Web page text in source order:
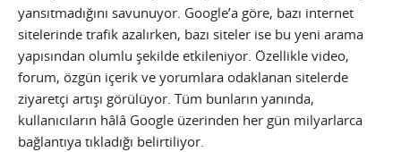
yansıtmadığını savunuyor. Google’a göre, bazı internet
sitelerinde trafik azalırken, bazı siteler ise bu yeni arama
yapısından olumlu şekilde etkileniyor. Özellikle video,
forum, özgün içerik ve yorumlara odaklanan sitelerde
ziyaretçi artışı görülüyor. Tüm bunların yanında,
kullanıcıların hâlâ Google üzerinden her gün milyarlarca
bağlantıya tıkladığı belirtiliyor.